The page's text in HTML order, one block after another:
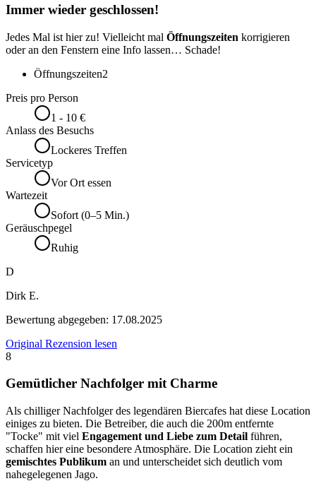
Immer wieder geschlossen!
Jedes Mal ist hier zu! Vielleicht mal Öffnungszeiten korrigieren
oder an den Fenstern eine Info lassen… Schade!
Öffnungszeiten2
Preis pro Person
1 - 10 €
Anlass des Besuchs
Lockeres Treffen
Servicetyp
Vor Ort essen
Wartezeit
Sofort (0–5 Min.)
Geräuschpegel
Ruhig
D
Dirk E.
Bewertung abgegeben: 17.08.2025
Original Rezension lesen
8
Gemütlicher Nachfolger mit Charme
Als chilliger Nachfolger des legendären Biercafes hat diese Location
einiges zu bieten. Die Betreiber, die auch die 200m entfernte
"Tocke" mit viel Engagement und Liebe zum Detail führen,
schaffen hier eine besondere Atmosphäre. Die Location zieht ein
gemischtes Publikum an und unterscheidet sich deutlich vom
nahegelegenen Jago.